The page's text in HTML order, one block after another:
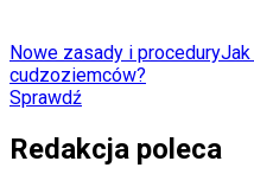
Nowe zasady i procedury
cudzoziemców?
Sprawdź
Redakcja poleca